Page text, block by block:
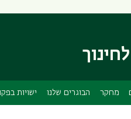
מחקר הבוגרים שלנו ישויות